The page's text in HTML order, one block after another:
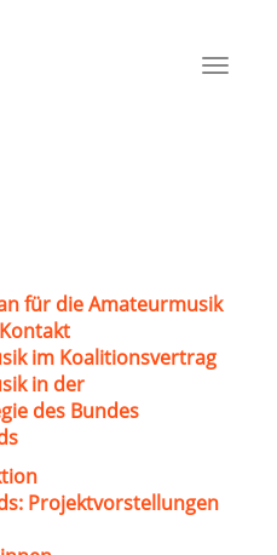
Toggle
für die Amateurmusik
im Koalitionsvertrag
in der
des Bundes
Projektvorstellungen